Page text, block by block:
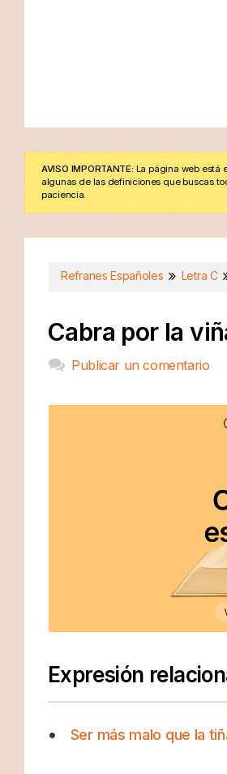
AVISO IMPORTANTE: La página web está
algunas de las definiciones que buscas
paciencia.
Refranes Españoles Letra C
Cabra por la
Publicar un comentario
Expresión
Ser más malo que la